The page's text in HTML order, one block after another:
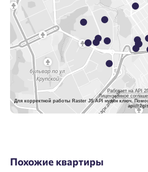
Работает на API
Лицензионное
Для корректной работы Raster JS API нужен ключ.
Похожие квартиры